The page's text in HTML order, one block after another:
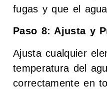
fugas y que el
Paso 8: Ajusta y
Ajusta cualquier
temperatura del
correctamente en